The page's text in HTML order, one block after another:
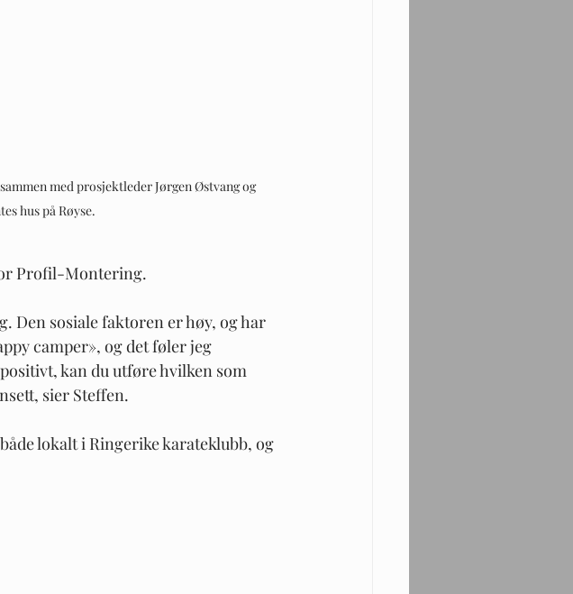
med prosjektleder Jørgen Østvang og
hus på Røyse.
Profil-Montering.
Den sosiale faktoren er høy, og har
camper», og det føler jeg
kan du utføre hvilken som
sier Steffen.
lokalt i Ringerike karateklubb, og